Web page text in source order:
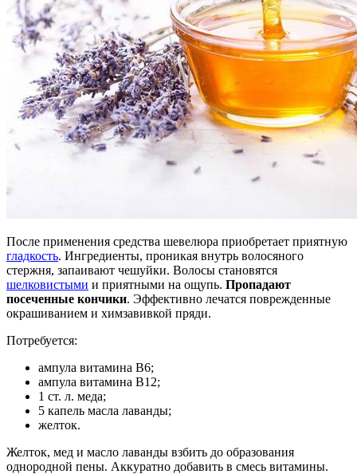
После применения средства шевелюра приобретает приятную
гладкость. Ингредиенты, проникая внутрь волосяного
стержня, запаивают чешуйки. Волосы становятся
шелковистыми и приятными на ощупь. Пропадают
посеченные кончики. Эффективно лечатся поврежденные
окрашиванием и химзавивкой пряди.
Потребуется:
ампула витамина В6;
ампула витамина В12;
1 ст. л. меда;
5 капель масла лаванды;
желток.
Желток, мед и масло лаванды взбить до образования
однородной пены. Аккуратно добавить в смесь витамины.